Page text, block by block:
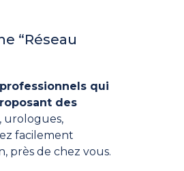
“Réseau
qui
des
urologues,
facilement
près de chez vous.